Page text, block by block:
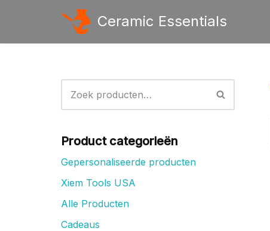
naar
Ceramic Essentials
Product categorieën
Gepersonaliseerde producten
Xiem Tools USA
Alle Producten
Cadeaus